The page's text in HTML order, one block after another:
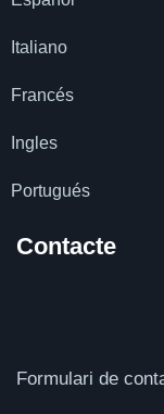
Italiano
Francés
Ingles
Portugués
Contacte
Formulari de